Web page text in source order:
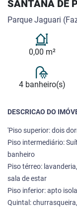
SANTANA DE
Parque Jaguari
0,00 m²
4 banheiro(s)
DESCRICAO DO
'Piso superior: dois
Piso intermediário:
banheiro
Piso térreo:
sala de estar
Piso inferior: apto
Quintal: